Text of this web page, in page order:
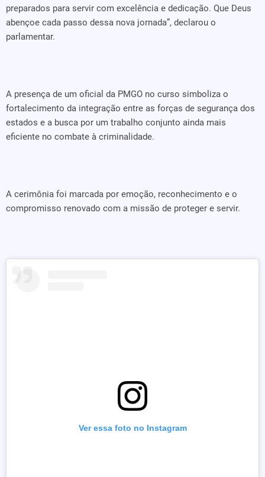
preparados para servir com excelência e dedicação. Que Deus
abençoe cada passo dessa nova jornada”, declarou o
parlamentar.
A presença de um oficial da PMGO no curso simboliza o
fortalecimento da integração entre as forças de segurança dos
estados e a busca por um trabalho conjunto ainda mais
eficiente no combate à criminalidade.
A cerimônia foi marcada por emoção, reconhecimento e o
compromisso renovado com a missão de proteger e servir.
Ver essa foto no Instagram